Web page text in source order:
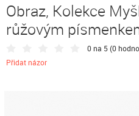
Obraz, Kolekce
růžovým
0 na 5 (0
Přidat názor